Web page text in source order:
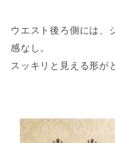
ウエスト後ろ側には、
感なし。
スッキリと見える形が